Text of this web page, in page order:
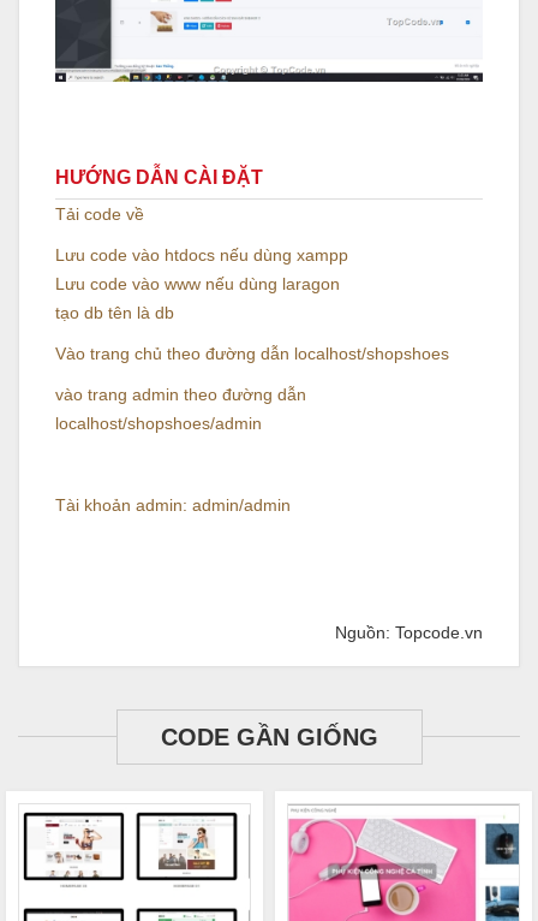
HƯỚNG DẪN CÀI ĐẶT
Tải code về
Lưu code vào htdocs nếu dùng xampp
Lưu code vào www nếu dùng laragon
tạo db tên là db
Vào trang chủ theo đường dẫn localhost/shopshoes
vào trang admin theo đường dẫn
localhost/shopshoes/admin
Tài khoản admin: admin/admin
Nguồn: Topcode.vn
CODE GẦN GIỐNG